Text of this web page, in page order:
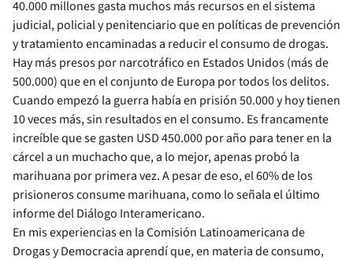
40.000 millones gasta muchos más recursos en el sistema
judicial, policial y penitenciario que en políticas de prevención
y tratamiento encaminadas a reducir el consumo de drogas.
Hay más presos por narcotráfico en Estados Unidos (más de
500.000) que en el conjunto de Europa por todos los delitos.
Cuando empezó la guerra había en prisión 50.000 y hoy tienen
10 veces más, sin resultados en el consumo. Es francamente
increíble que se gasten USD 450.000 por año para tener en la
cárcel a un muchacho que, a lo mejor, apenas probó la
marihuana por primera vez. A pesar de eso, el 60% de los
prisioneros consume marihuana, como lo señala el último
informe del Diálogo Interamericano.
En mis experiencias en la Comisión Latinoamericana de
Drogas y Democracia aprendí que, en materia de consumo,